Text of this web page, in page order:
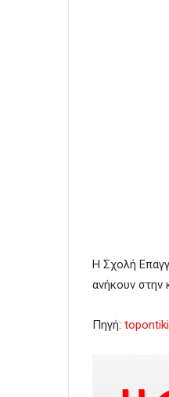
Η Σχολή
ανήκουν στην
Πηγή: